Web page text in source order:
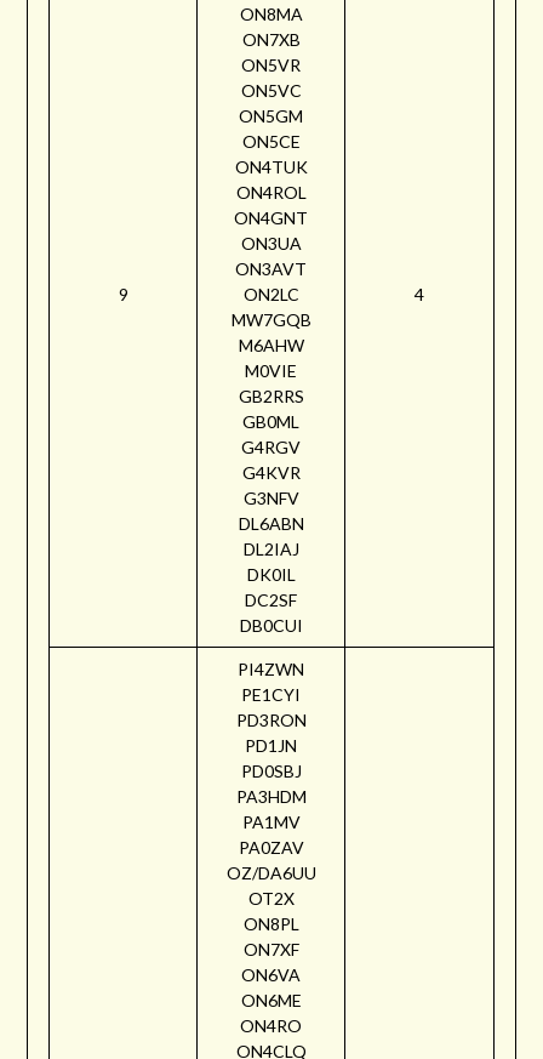
9
ON8MA
ON7XB
ON5VR
ON5VC
ON5GM
ON5CE
ON4TUK
ON4ROL
ON4GNT
ON3UA
ON3AVT
ON2LC
MW7GQB
M6AHW
M0VIE
GB2RRS
GB0ML
G4RGV
G4KVR
G3NFV
DL6ABN
DL2IAJ
DK0IL
DC2SF
DB0CUI
4
PI4ZWN
PE1CYI
PD3RON
PD1JN
PD0SBJ
PA3HDM
PA1MV
PA0ZAV
OZ/DA6UU
OT2X
ON8PL
ON7XF
ON6VA
ON6ME
ON4RO
ON4CLQ